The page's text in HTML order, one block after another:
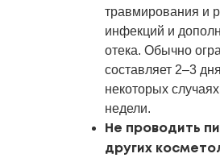
травмирования и
инфекций и
отека. Обычно
составляет 2–3
некоторых
недели.
Не проводить
других